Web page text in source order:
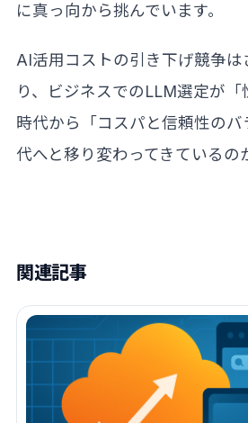
に真っ向から挑んでいます。
AI活用コストの引き下げ競争は
り、ビジネスでのLLM選定が「
時代から「コスパと信頼性の
代へと移り変わってきているの
関連記事